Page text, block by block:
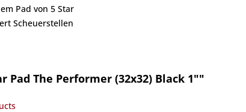
Pad von 5 Star
Scheuerstellen
The Performer (32x32) Black 1""